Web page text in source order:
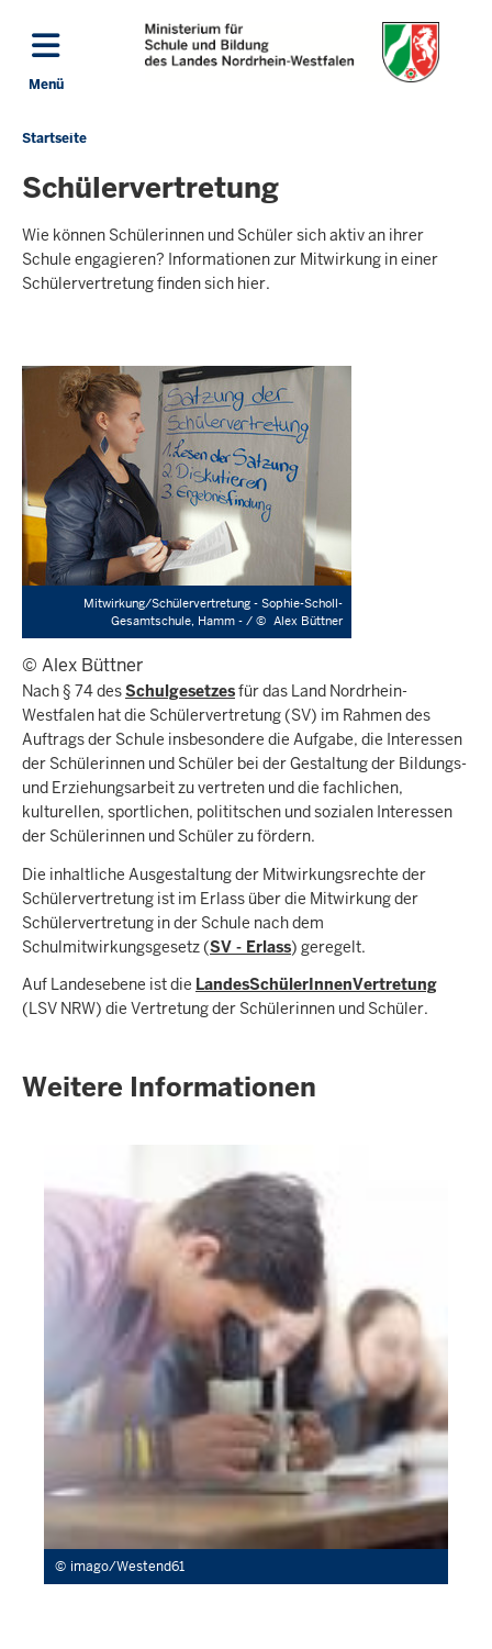
Direkt zum Inhalt
Menü
Sie
sich
hier
Startseite
Schülervertretung
Wie können Schülerinnen und Schüler sich aktiv an ihrer
Schule engagieren? Informationen zur Mitwirkung in einer
Schülervertretung finden sich hier.
Mitwirkung/Schülervertretung - Sophie-Scholl-
Gesamtschule, Hamm - /© Alex Büttner
© Alex Büttner
Nach § 74 desSchulgesetzesfür das Land Nordrhein-
Westfalen hat die Schülervertretung (SV) im Rahmen des
Auftrags der Schule insbesondere die Aufgabe, die Interessen
der Schülerinnen und Schüler bei der Gestaltung der Bildungs-
und Erziehungsarbeit zu vertreten und die fachlichen,
kulturellen, sportlichen, polititschen und sozialen Interessen
der Schülerinnen und Schüler zu fördern.
Die inhaltliche Ausgestaltung der Mitwirkungsrechte der
Schülervertretung ist im Erlass über die Mitwirkung der
Schülervertretung in der Schule nach dem
Schulmitwirkungsgesetz (SV - Erlass) geregelt.
Auf Landesebene ist die LandesSchülerInnenVertretung
(LSV NRW) die Vertretung der Schülerinnen und Schüler.
Weitere Informationen
imago/Westend61